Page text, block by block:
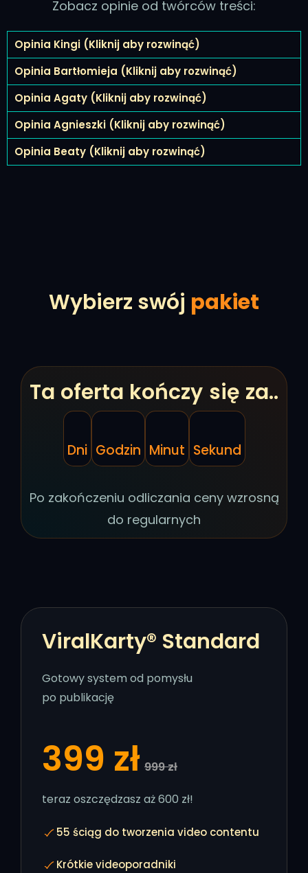
Zobacz opinie od twórców treści:
Opinia Kingi (Kliknij aby rozwinąć)
Opinia Bartłomieja (Kliknij aby rozwinąć)
Opinia Agaty (Kliknij aby rozwinąć)
Opinia Agnieszki (Kliknij aby rozwinąć)
Opinia Beaty (Kliknij aby rozwinąć)
Wybierz swój pakiet
Ta oferta kończy się za..
Dni Godzin Minut Sekund
Po zakończeniu odliczania ceny wzrosną
do regularnych
ViralKarty® Standard
Gotowy system od pomysłu
po publikację
399 zł 999 zł
teraz oszczędzasz aż 600 zł!
55 ściąg do tworzenia video contentu
Krótkie videoporadniki